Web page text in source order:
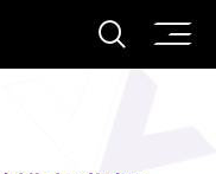
打開